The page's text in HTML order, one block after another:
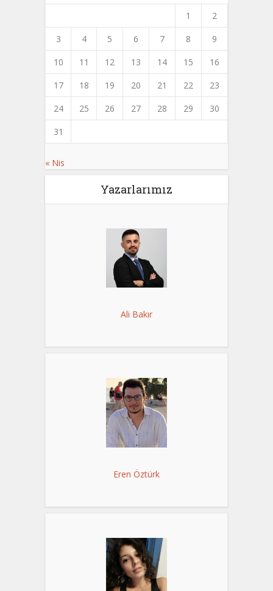
1
2
3
4 5 6 7 8
9
10
11 12 13 14 15
16
17
18 19 20 21 22
23
24
25 26 27 28 29
30
31
« Nis
Yazarlarımız
Ali Bakır
Eren Öztürk